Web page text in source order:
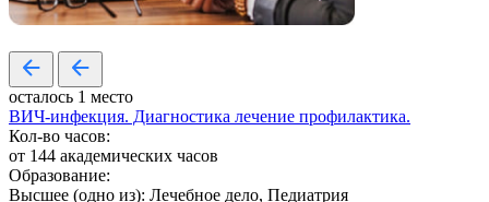
осталось 1 место
ВИЧ-инфекция. Диагностика лечение профилактика.
Кол-во часов:
от 144 академических часов
Образование:
Высшее (одно из): Лечебное дело, Педиатрия